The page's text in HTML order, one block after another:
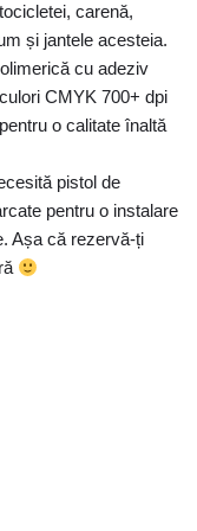
carenă,
și jantele acesteia.
cu adeziv
CMYK 700+ dpi
o calitate înaltă
pistol de
pentru o instalare
Așa că rezervă-ți